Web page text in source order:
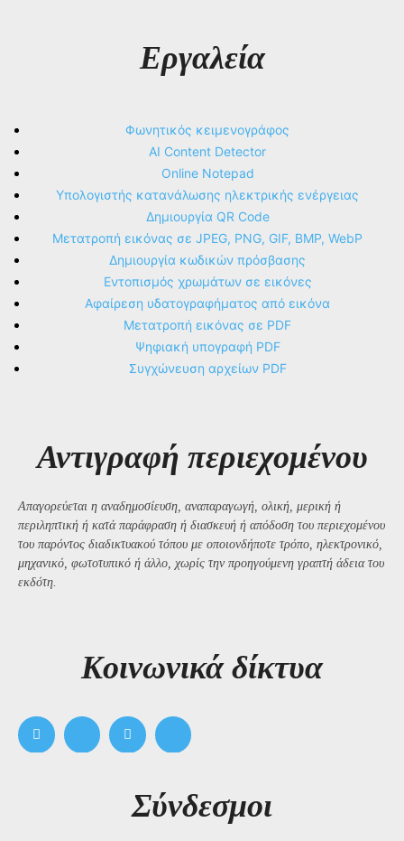
Εργαλεία
Φωνητικός κειμενογράφος
AI Content Detector
Online Notepad
Υπολογιστής κατανάλωσης ηλεκτρικής ενέργειας
Δημιουργία QR Code
Μετατροπή εικόνας σε JPEG, PNG, GIF, BMP, WebP
Δημιουργία κωδικών πρόσβασης
Εντοπισμός χρωμάτων σε εικόνες
Αφαίρεση υδατογραφήματος από εικόνα
Μετατροπή εικόνας σε PDF
Ψηφιακή υπογραφή PDF
Συγχώνευση αρχείων PDF
Αντιγραφή περιεχομένου
Απαγορεύεται η αναδημοσίευση, αναπαραγωγή, ολική, μερική ή
περιληπτική ή κατά παράφραση ή διασκευή ή απόδοση του περιεχομένου
του παρόντος διαδικτυακού τόπου με οποιονδήποτε τρόπο, ηλεκτρονικό,
μηχανικό, φωτοτυπικό ή άλλο, χωρίς την προηγούμενη γραπτή άδεια του
εκδότη.
Kοινωνικά δίκτυα
Σύνδεσμοι